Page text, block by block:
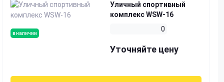
в наличии
Уличный спортивный
комплекс WSW-16
0
Уточняйте цену